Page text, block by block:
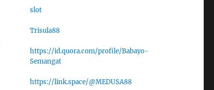
slot
Trisula88
https://id.quora.com/profile/Babayo-
Semangat
https://link.space/@MEDUSA88